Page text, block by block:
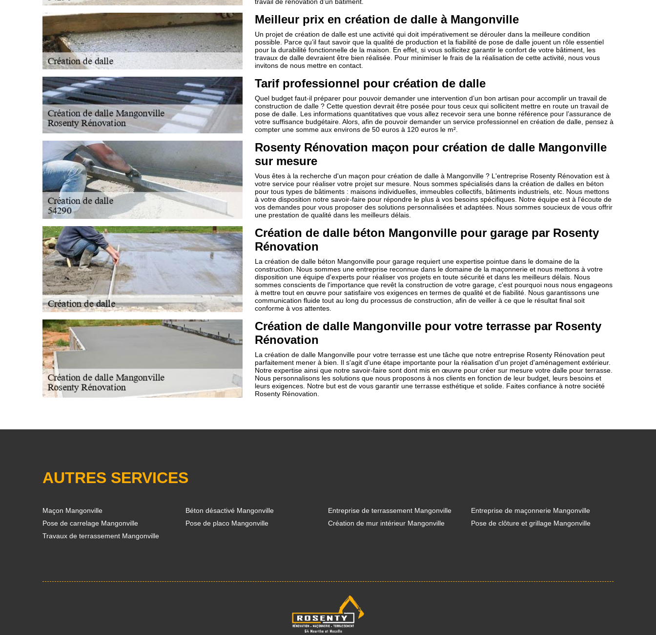
Meilleur prix en création de dalle à Mangonville
Un projet de création de dalle est une activité qui doit impérativement se dérouler dans la meilleure condition
possible. Parce qu’il faut savoir que la qualité de production et la fiabilité de pose de dalle jouent un rôle essentiel
pour la durabilité fonctionnelle de la maison. En effet, si vous sollicitez garantir le confort de votre bâtiment, les
travaux de dalle devraient être bien réalisée. Pour minimiser le frais de la réalisation de cette activité, nous vous
invitons de nous mettre en contact.
Tarif professionnel pour création de dalle
Quel budget faut-il préparer pour pouvoir demander une intervention d’un bon artisan pour accomplir un travail de
construction de dalle ? Cette question devrait être posée pour tous ceux qui sollicitent mettre en route un travail de
pose de dalle. Les informations quantitatives que vous allez recevoir sera une bonne référence pour l’assurance de
votre suffisance budgétaire. Alors, afin de pouvoir demander un service professionnel en création de dalle, pensez à
compter une somme aux environs de 50 euros à 120 euros le m².
Rosenty Rénovation maçon pour création de dalle Mangonville
sur mesure
Vous êtes à la recherche d'un maçon pour création de dalle à Mangonville ? L'entreprise Rosenty Rénovation est à
votre service pour réaliser votre projet sur mesure. Nous sommes spécialisés dans la création de dalles en béton
pour tous types de bâtiments : maisons individuelles, immeubles collectifs, bâtiments industriels, etc. Nous mettons
à votre disposition notre savoir-faire pour répondre le plus à vos besoins spécifiques. Notre équipe est à l'écoute de
vos demandes pour vous proposer des solutions personnalisées et adaptées. Nous sommes soucieux de vous offrir
une prestation de qualité dans les meilleurs délais.
Création de dalle béton Mangonville pour garage par Rosenty
Rénovation
La création de dalle béton Mangonville pour garage requiert une expertise pointue dans le domaine de la
construction. Nous sommes une entreprise reconnue dans le domaine de la maçonnerie et nous mettons à votre
disposition une équipe d'experts pour réaliser vos projets en toute sécurité et dans les meilleurs délais. Nous
sommes conscients de l'importance que revêt la construction de votre garage, c'est pourquoi nous nous engageons
à mettre tout en œuvre pour satisfaire vos exigences en termes de qualité et de fiabilité. Nous garantissons une
communication fluide tout au long du processus de construction, afin de veiller à ce que le résultat final soit
conforme à vos attentes.
Création de dalle Mangonville pour votre terrasse par Rosenty
Rénovation
La création de dalle Mangonville pour votre terrasse est une tâche que notre entreprise Rosenty Rénovation peut
parfaitement mener à bien. Il s'agit d'une étape importante pour la réalisation d'un projet d'aménagement extérieur.
Notre expertise ainsi que notre savoir-faire sont dont mis en œuvre pour créer sur mesure votre dalle pour terrasse.
Nous personnalisons les solutions que nous proposons à nos clients en fonction de leur budget, leurs besoins et
leurs exigences. Notre but est de vous garantir une terrasse esthétique et solide. Faites confiance à notre société
Rosenty Rénovation.
AUTRES SERVICES
Maçon Mangonville Béton désactivé Mangonville Entreprise de terrassement Mangonville
Entreprise de maçonnerie Mangonville
Pose de carrelage Mangonville
Pose de placo Mangonville Création de mur intérieur Mangonville
Pose de clôture et grillage Mangonville
Travaux de terrassement Mangonville